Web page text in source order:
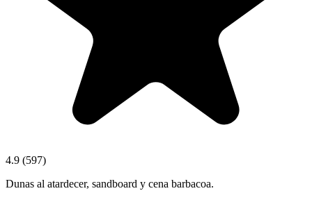
4.9 (597)
Dunas al atardecer, sandboard y cena barbacoa.